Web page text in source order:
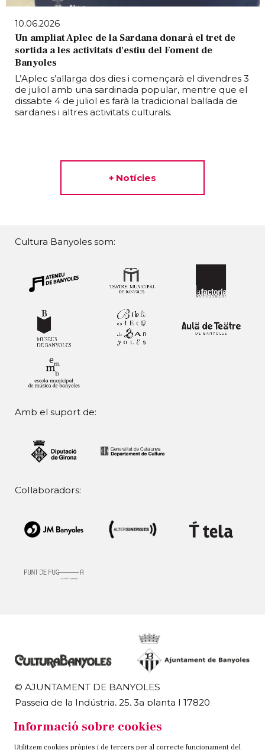
10.06.2026
Un ampliat Aplec de la Sardana donarà el tret de
sortida a les activitats d'estiu del Foment de
Banyoles
L’Aplec s’allarga dos dies i començarà el divendres 3
de juliol amb una sardinada popular, mentre que el
dissabte 4 de juliol es farà la tradicional ballada de
sardanes i altres activitats culturals.
+ Notícies
Cultura Banyoles som:
Amb el suport de:
Col·laboradors:
© AJUNTAMENT DE BANYOLES
Passeig de la Indústria, 25, 3a planta | 17820
972 58 18 48 | 972 57 00 50
Informació sobre cookies
Utilitzem cookies pròpies i de tercers per al correcte funcionament del